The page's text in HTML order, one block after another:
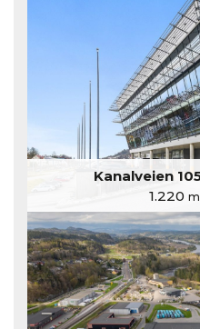
Kanalveien
1.220